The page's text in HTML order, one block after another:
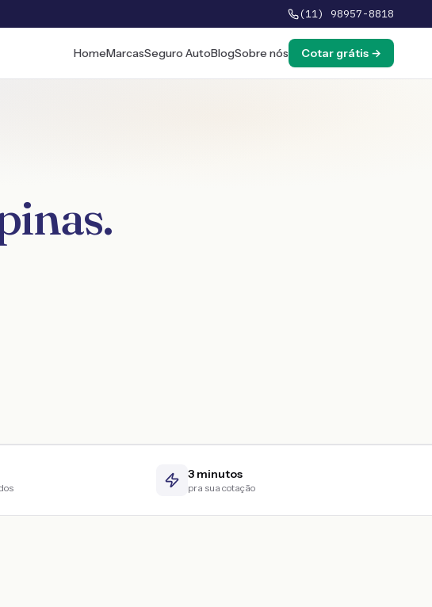
(11) 98957-8818
HomeMarcasSeguro AutoBlogSobre nós Cotar grátis →
.
3 minutos
pra sua cotação